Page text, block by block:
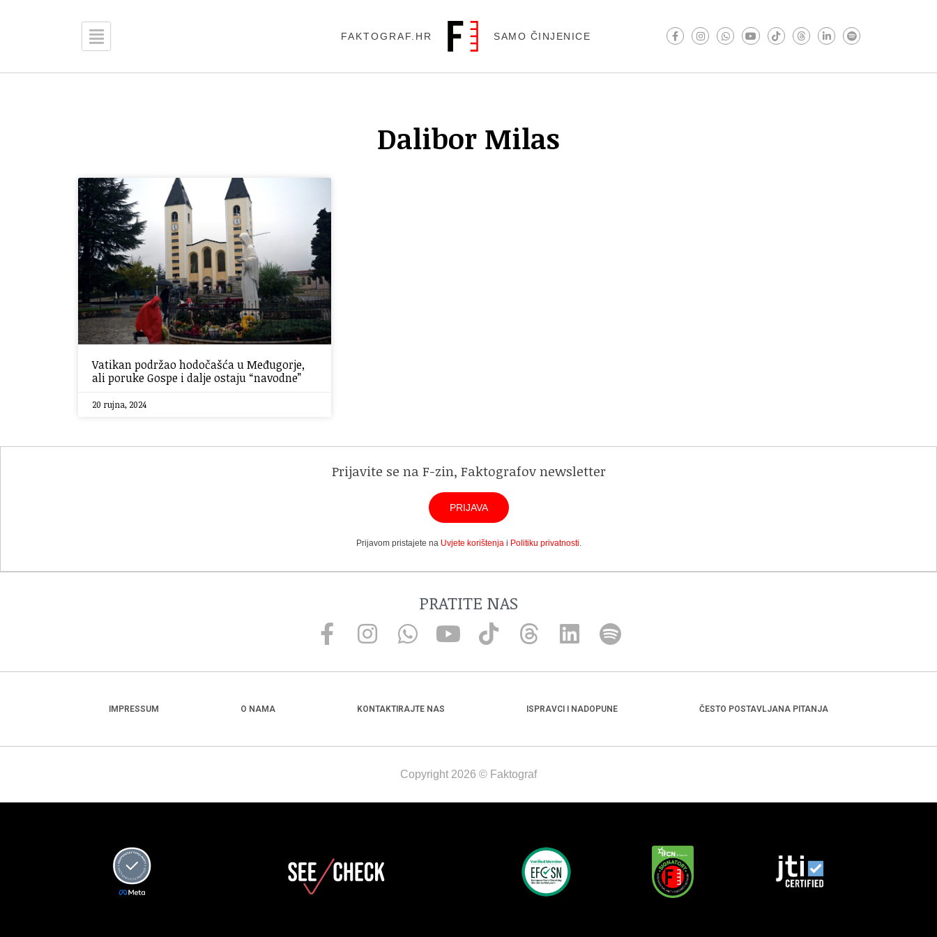
FAKTOGRAF.HR SAMO ČINJENICE
Dalibor Milas
Vatikan podržao hodočašća u Međugorje,
ali poruke Gospe i dalje ostaju “navodne”
20 rujna, 2024
Prijavite se na F-zin, Faktografov newsletter
PRIJAVA
Prijavom pristajete na Uvjete korištenjai Politiku privatnosti.
PRATITE NAS
IMPRESSUM O NAMA KONTAKTIRAJTE NAS ISPRAVCI I NADOPUNE ČESTO POSTAVLJANA PITANJA
Copyright 2026 © Faktograf